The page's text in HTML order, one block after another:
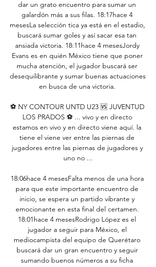
dar un grato encuentro para sumar un
galardón más a sus filas. 18:17hace 4
mesesLa selección tica ya está en el estadio,
buscará sumar goles y así sacar esa tan
ansiada victoria. 18:11hace 4 mesesJordy
Evans es en quién México tiene que poner
mucha atención, el jugador buscará ser
desequilibrante y sumar buenas actuaciones
en busca de una victoria.
⚽️ NY CONTOUR UNTD U23 🆚 JUVENTUD
LOS PRADOS ⚽️ ... vivo y en directo
estamos en vivo y en directo viene aquí. la
tiene el viene ver entre las piernas de
jugadores entre las piernas de jugadores y
uno no ...
18:06hace 4 mesesFalta menos de una hora
para que este importante encuentro de
inicio, se espera un partido vibrante y
emocionante en esta final del certamen.
18:01hace 4 mesesRodrigo López es el
jugador a seguir para México, el
mediocampista del equipo de Querétaro
buscará dar un gran encuentro y seguir
sumando buenos números a su ficha